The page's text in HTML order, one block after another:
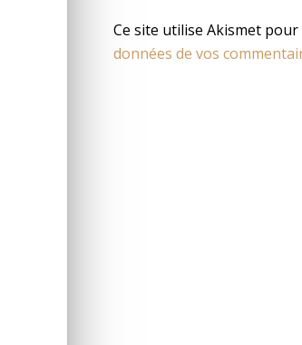
Ce site utilise Akismet
données de vos